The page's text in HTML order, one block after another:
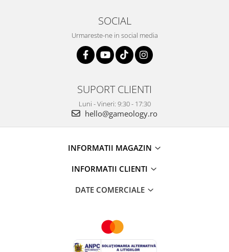
SOCIAL
Urmareste-ne in social media
SUPORT CLIENTI
Luni - Vineri: 9:30 - 17:30
hello@gameology.ro
INFORMATII MAGAZIN
INFORMATII CLIENTI
DATE COMERCIALE